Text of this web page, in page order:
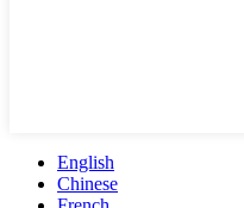
English
Chinese